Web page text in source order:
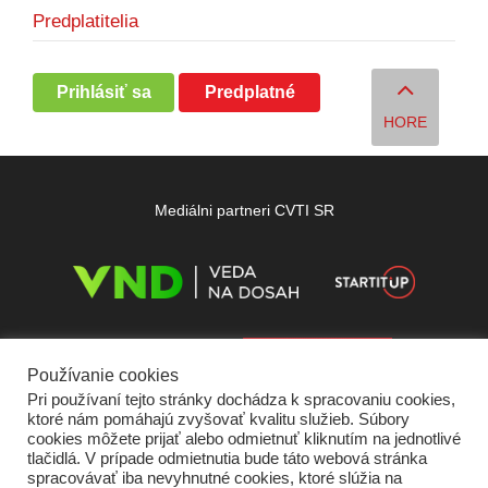
Predplatitelia
Prihlásiť sa Predplatné
HORE
Mediálni partneri CVTI SR
Používanie cookies
Pri používaní tejto stránky dochádza k spracovaniu cookies,
ktoré nám pomáhajú zvyšovať kvalitu služieb. Súbory
cookies môžete prijať alebo odmietnuť kliknutím na jednotlivé
tlačidlá. V prípade odmietnutia bude táto webová stránka
spracovávať iba nevyhnutné cookies, ktoré slúžia na